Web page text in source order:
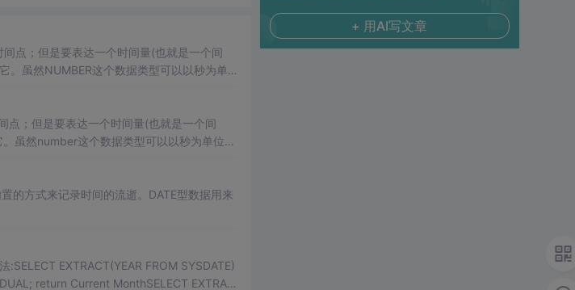
点；但是要表达一个时间量(也就是一个间
。虽然NUMBER这个数据类型可以以秒为单
；但是要表达一个时间量(也就是一个间
虽然number这个数据类型可以以秒为单位准
的方式来记录时间的流逝。DATE型数据用来
EXTRACT(YEAR FROM SYSDATE)
return Current MonthSELECT EXTRAC
+ 用AI写文章